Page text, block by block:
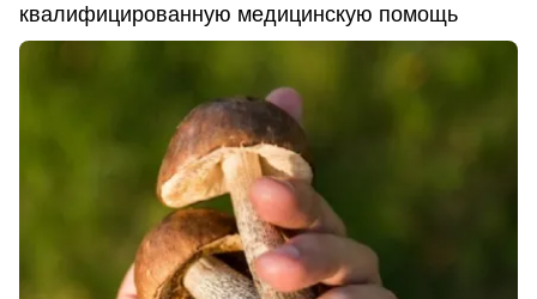
квалифицированную медицинскую помощь